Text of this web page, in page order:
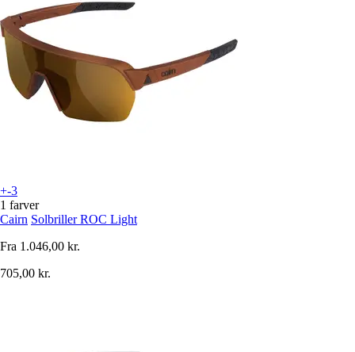
+-3
1 farver
Cairn Solbriller ROC Light
Fra 1.046,00 kr.
705,00 kr.